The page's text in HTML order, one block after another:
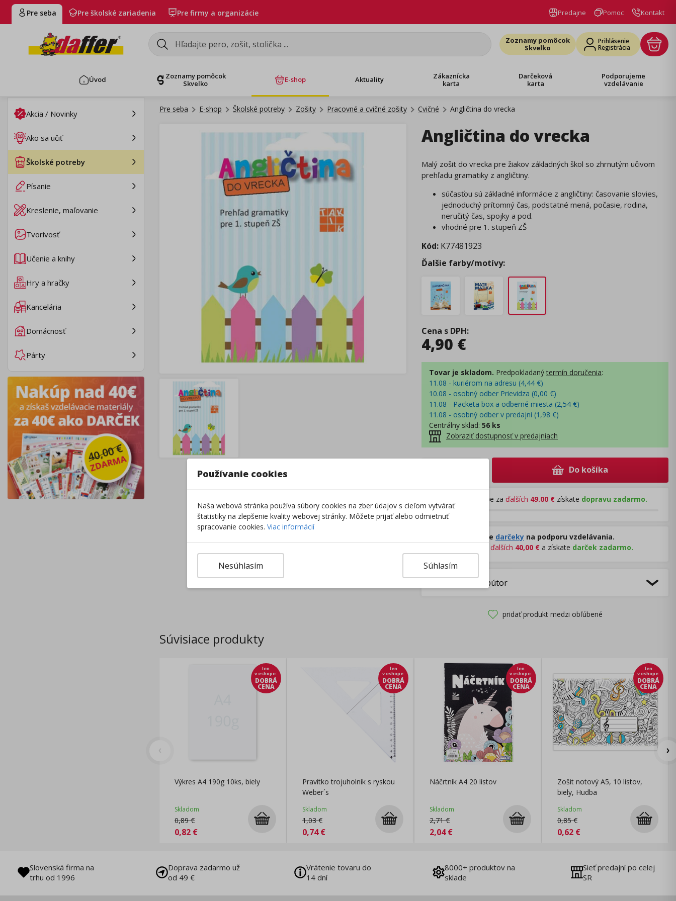
Pre seba Pre školské zariadenia Pre firmy a organizácie Predajne Pomoc Kontakt
Zoznamy pomôcok
Skvelko
Prihlásenie
Registrácia
Úvod
Zoznamy pomôcok
Skvelko
E-shop Aktuality
Zákaznícka
karta
Darčeková
karta
Podporujeme
vzdelávanie
Akcia / Novinky
Ako sa učiť
Školské potreby
Písanie
Kreslenie, maľovanie
Tvorivosť
Učenie a knihy
Hry a hračky
Kancelária
Domácnosť
Párty
Pre seba E-shop Školské potreby Zošity Pracovné a cvičné zošity Cvičné Angličtina do vrecka
Angličtina do vrecka
Malý zošit do vrecka pre žiakov základných škol so zhrnutým učivom
prehľadu gramatiky z angličtiny.
súčasťou sú základné informácie z angličtiny: časovanie slovies,
jednoduchý prítomný čas, podstatné mená, počasie, rodina,
neručitý čas, spojky a pod.
vhodné pre 1. stupeň ZŠ
Kód: K77481923
Ďalšie farby/motívy:
Cena s DPH:
4,90 €
Tovar je skladom. Predpokladaný termín doručenia:
11.08 - kuriérom na adresu (4,44 €)
10.08 - osobný odber Prievidza (0,00 €)
11.08 - Packeta box a odberné miesta (2,54 €)
11.08 - osobný odber v predajni (1,98 €)
Centrálny sklad: 56 ks
Zobraziť dostupnosť v predajniach
Do košíka
Pri nákupe za ďalších 49.00 € získate dopravu zadarmo.
Rozdávame darčeky na podporu vzdelávania.
ďalších 40,00 € a získate darček zadarmo.
Výrobca/Distribútor
pridať produkt medzi obľúbené
Súvisiace produkty
len
v eshope:
DOBRÁ
CENA
Výkres A4 190g 10ks, biely
Skladom
0,89€
0,82 €
len
v eshope:
DOBRÁ
CENA
Pravítko trojuholník s ryskou
Weber´s
Skladom
1,03€
0,74€
len
v eshope:
DOBRÁ
CENA
Náčrtník A4 20 listov
Skladom
2,71€
2,04€
len
v eshope:
DOBRÁ
CENA
Zošit notový A5, 10 listov,
biely, Hudba
Skladom
0,85€
0,62€
Slovenská firma na
trhu od 1996
Doprava zadarmo už
od 49 €
Vrátenie tovaru do
14 dní
8000+ produktov na
sklade
Sieť predajní po celej
SR
Používanie cookies
Naša webová stránka používa súbory cookies na zber údajov s cieľom vytvárať
štatistiky na zlepšenie kvality webovej stránky. Môžete prijať alebo odmietnuť
spracovanie cookies. Viac informácií
Súhlasím
Nesúhlasím